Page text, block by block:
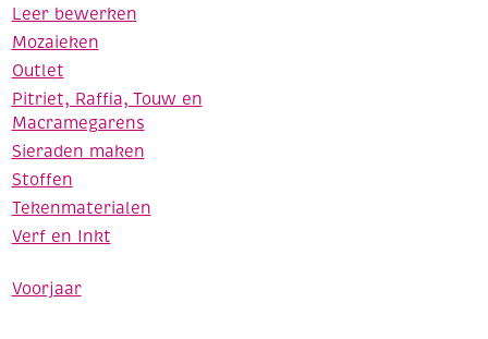
Leer bewerken
Mozaieken
Outlet
Pitriet, Raffia, Touw en
Macramegarens
Sieraden maken
Stoffen
Tekenmaterialen
Verf en Inkt
Voorjaar